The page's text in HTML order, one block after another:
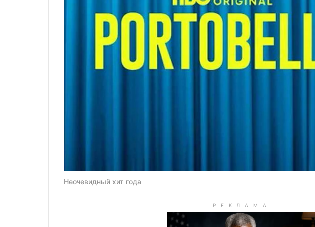
Неочевидный хит года